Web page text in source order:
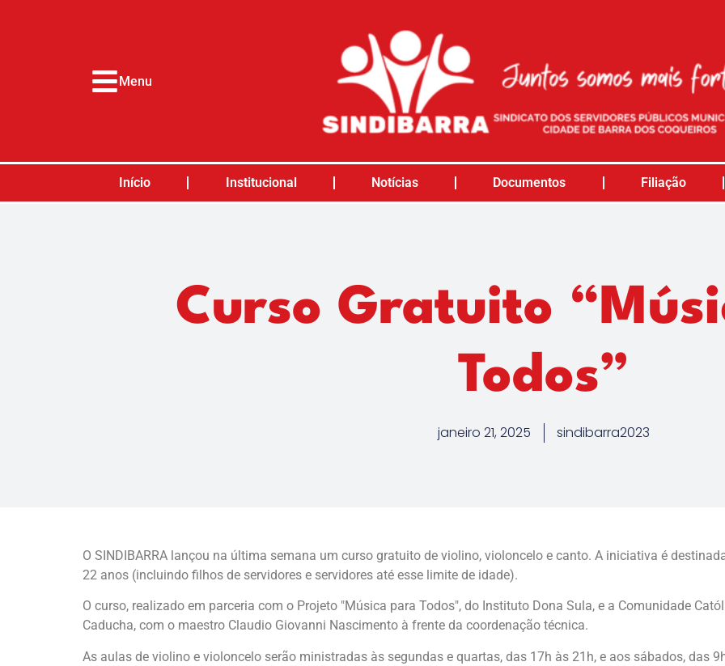
Menu
Início Institucional Notícias Documentos Filiação
Curso Gratuito
Todos”
janeiro 21, 2025 sindibarra2023
O SINDIBARRA lançou na última semana um curso gratuito de violino, violoncelo e canto. A iniciativa é
22 anos (incluindo filhos de servidores e servidores até esse limite de idade).
O curso, realizado em parceria com o Projeto "Música para Todos", do Instituto Dona Sula, e a Comunidade
Caducha, com o maestro Claudio Giovanni Nascimento à frente da coordenação técnica.
As aulas de violino e violoncelo serão ministradas às segundas e quartas, das 17h às 21h, e aos sábados, das